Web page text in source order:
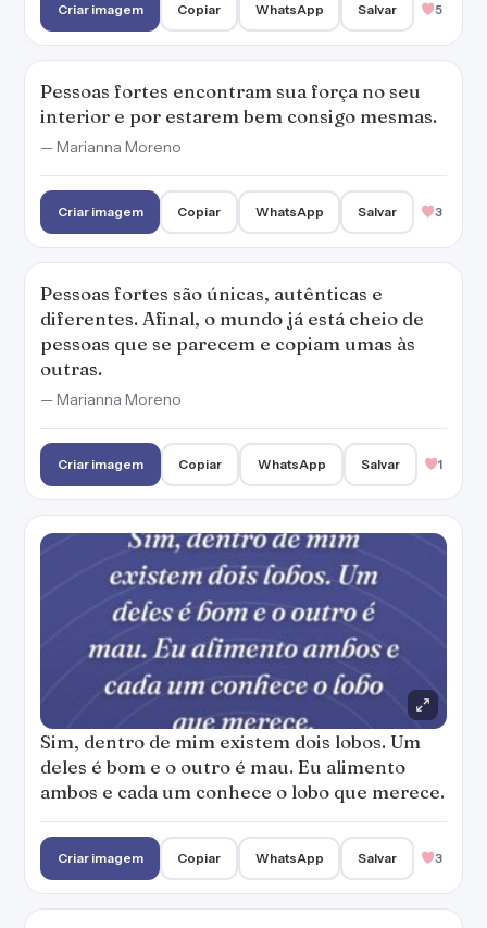
Criar imagem Copiar WhatsApp Salvar 5
Pessoas fortes encontram sua força no seu
interior e por estarem bem consigo mesmas.
— Marianna Moreno
Criar imagem Copiar WhatsApp Salvar 3
Pessoas fortes são únicas, autênticas e
diferentes. Afinal, o mundo já está cheio de
pessoas que se parecem e copiam umas às
outras.
— Marianna Moreno
Criar imagem Copiar WhatsApp Salvar 1
Sim, dentro de mim existem dois lobos. Um
deles é bom e o outro é mau. Eu alimento
ambos e cada um conhece o lobo que merece.
Criar imagem Copiar WhatsApp Salvar 3